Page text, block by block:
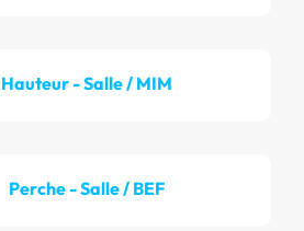
Hauteur - Salle / MIM
Perche - Salle / BEF